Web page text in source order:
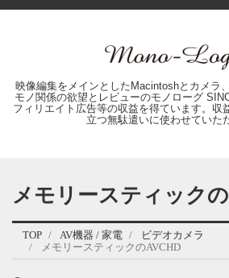
映像編集をメインとしたMacintoshとカメラ
モノ関係の欲望とレビューのモノローグ
フィリエイト広告等の収益を得ています。収
立つ無駄遣いに使わせていた
メモリースティック
TOP AV機器 / 家電
ビデオカメラ
メモリースティックのAVCHD